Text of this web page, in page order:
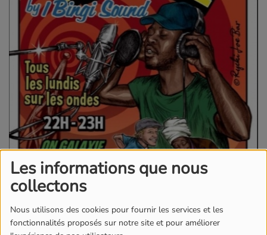
Les informations que nous
collectons
Nous utilisons des cookies pour fournir les services et les
fonctionnalités proposés sur notre site et pour améliorer